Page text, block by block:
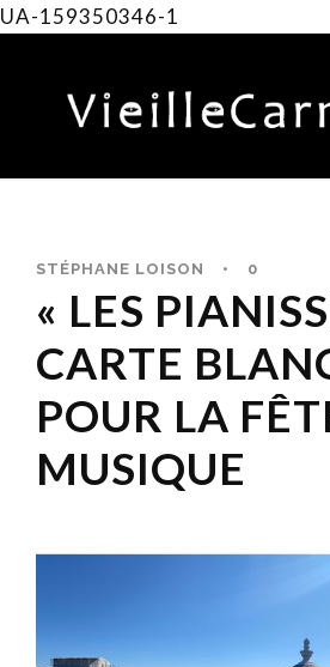
UA-159350346-1
STÉPHANE LOISON • 0
« LES
CARTE
POUR LA
MUSIQUE